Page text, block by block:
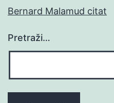
Bernard Malamud citat
Pretraži…